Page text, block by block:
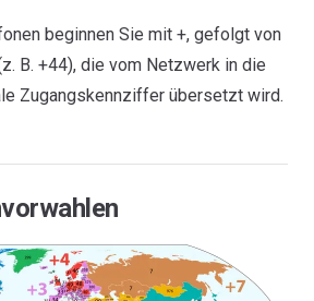
beginnen Sie mit +, gefolgt von
B. +44), die vom Netzwerk in die
Zugangskennziffer übersetzt wird.